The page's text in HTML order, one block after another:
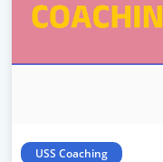
USS Coaching